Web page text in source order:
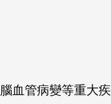
血管病變等重大